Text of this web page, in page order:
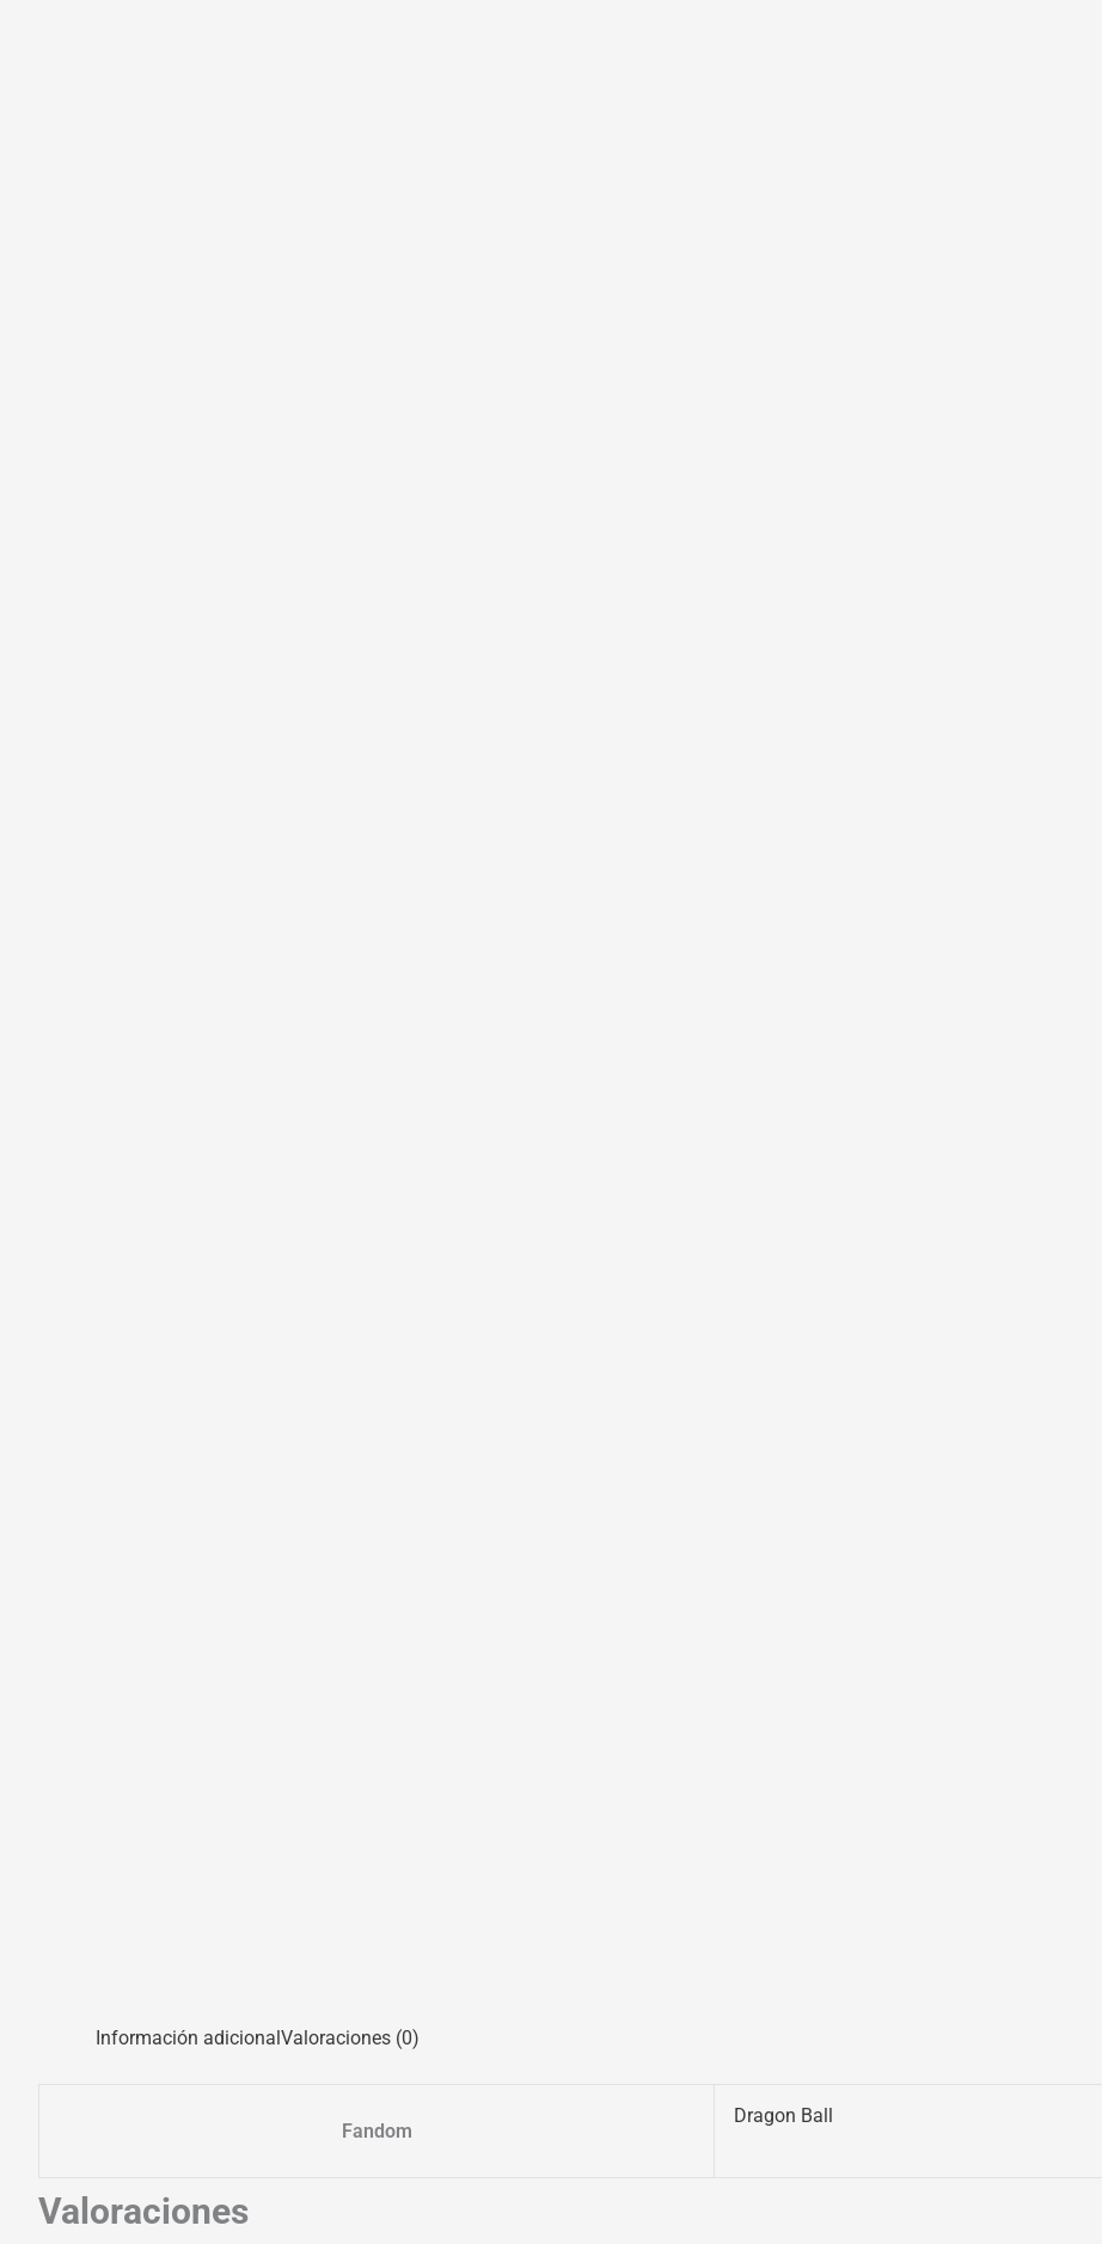
Información adicionalValoraciones (0)
Fandom
Dragon Ball
Valoraciones